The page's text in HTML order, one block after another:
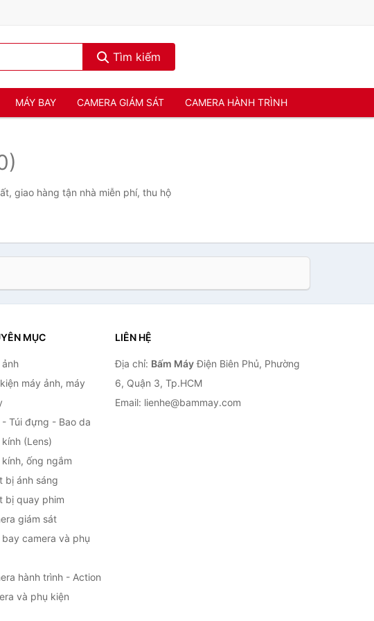
Tìm kiếm
MÁY BAY CAMERA GIÁM SÁT CAMERA HÀNH TRÌNH
giao hàng tận nhà miễn phí, thu hộ
MỤC
máy ảnh, máy
- Túi đựng - Bao da
(Lens)
kính, ống ngắm
bị ánh sáng
bị quay phim
giám sát
bay camera và phụ
hành trình - Action
và phụ kiện
LIÊN HỆ
Địa chỉ: Bấm MáyĐiện Biên Phủ, Phường
6, Quận 3, Tp.HCM
Email: lienhe@bammay.com